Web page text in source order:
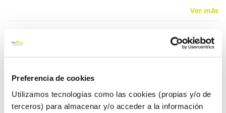
Preferencia de cookies
Utilizamos tecnologías como las cookies (propias y/o de
terceros) para almacenar y/o acceder a la información
Ver más
5,82 €